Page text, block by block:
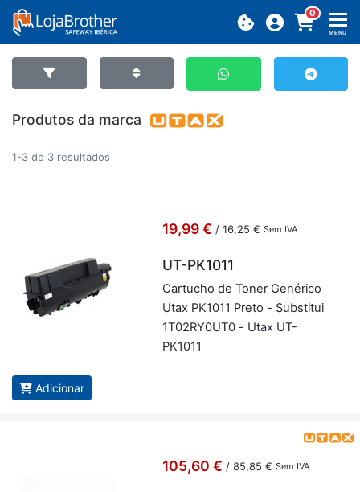
0
MENU
Produtos da marca
1-3 de 3 resultados
19,99 € / 16,25 € Sem IVA
UT-PK1011
Car­tucho de Toner Ge­né­rico
Utax PK1011 Preto - Subs­titui
1T02RY0UT0 - Utax UT-
PK1011
Adicionar
105,60 € / 85,85 € Sem IVA